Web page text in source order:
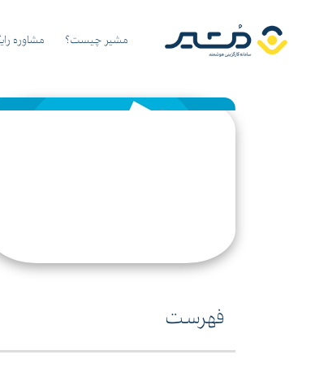
مشیر چیست؟ مشاوره
فهرست